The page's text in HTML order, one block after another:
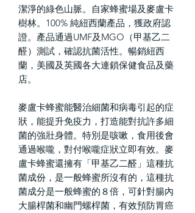
潔淨的綠色山脈。自家蜂蜜場及麥盧卡
樹林。100% 純紐西蘭產品，獲政府認
證。產品通過UMF及MGO（甲基乙二
醛）測試，確認抗菌活性。暢銷紐西
蘭，美國及英國各大連鎖保健食品及藥
店。
麥盧卡蜂蜜能醫治細菌和病毒引起的症
狀，能提升免疫力，打造能對抗許多細
菌的強壯身體。特別是咳嗽，食用後會
通過喉嚨，對付喉嚨症狀立即有效。麥
盧卡蜂蜜還擁有「甲基乙二醛」這種抗
菌成份，是一般蜂蜜所沒有的，這種抗
菌成分是一般蜂蜜的８倍，可針對腸內
大腸桿菌和幽門螺桿菌，有效預防胃癌